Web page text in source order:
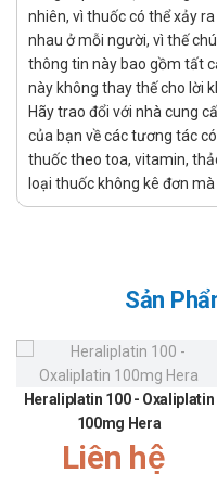
Chống chỉ định
Mẫn cảm với thuốc ức
Bệnh nhân bệnh gan
thanh liên tục mà không
Phụ nữ có thai và cho
Liều lượng và
khuyến cáo là 10-20mg,
giảm LDL cholesterol
liều 40mg, 1 lần/ngày.
80mg một lần mỗi ngày.
Sau khi bắt đầu điều trị
cần đánh giá các chỉ số
điều chỉnh liều cho thích
nhiên, vì thuốc có thể xảy
nhau ở mỗi người, vì thế
thông tin này bao gồm tất
này không thay thế cho lời
Hãy trao đổi với nhà cung
của bạn về các tương tác
thuốc theo toa, vitamin,
loại thuốc không kê đơn
Sản
Heraliplatin 100 - Oxaliplatin
100mg Hera
Liên hệ